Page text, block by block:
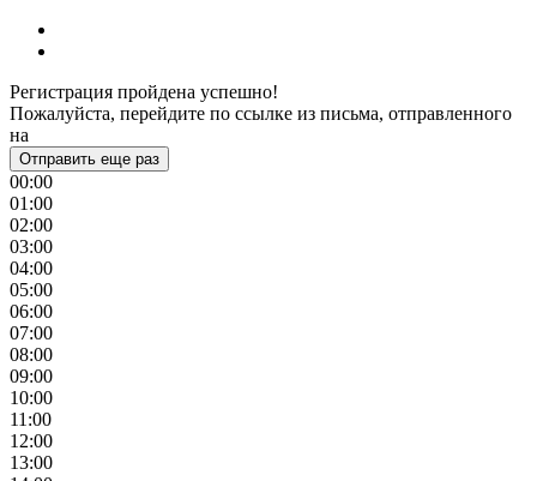
Регистрация пройдена успешно!
Пожалуйста, перейдите по ссылке из письма, отправленного
на
Отправить еще раз
00:00
01:00
02:00
03:00
04:00
05:00
06:00
07:00
08:00
09:00
10:00
11:00
12:00
13:00